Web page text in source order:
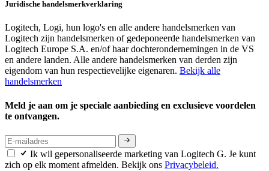
Juridische handelsmerkverklaring
Logitech, Logi, hun logo's en alle andere handelsmerken van
Logitech zijn handelsmerken of gedeponeerde handelsmerken van
Logitech Europe S.A. en/of haar dochterondernemingen in de VS
en andere landen. Alle andere handelsmerken van derden zijn
eigendom van hun respectievelijke eigenaren. Bekijk alle
handelsmerken
Meld je aan om je speciale aanbieding en exclusieve voordelen
te ontvangen.
Ik wil gepersonaliseerde marketing van Logitech G. Je kunt
zich op elk moment afmelden. Bekijk ons Privacybeleid.